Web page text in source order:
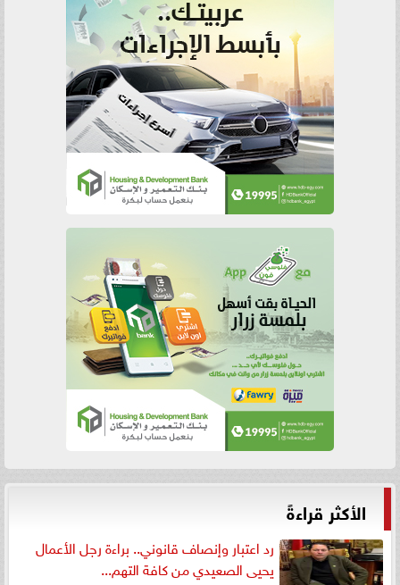
الأكثر قراءةً
رد اعتبار وإنصاف قانوني.. براءة رجل الأعمال
يحيى الصعيدي من كافة التهم...